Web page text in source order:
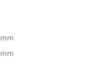
mm
mm